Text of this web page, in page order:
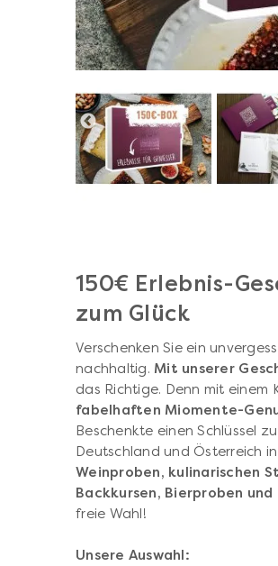
150€ Erlebnis-
zum Glück
Verschenken Sie ein
nachhaltig. Mit unserer
das Richtige. Denn mit einem
fabelhaften Miomente-
Beschenkte einen Schlüssel
Deutschland und Österreich
Weinproben, kulinarischen
Backkursen, Bierproben
freie Wahl!
Unsere Auswahl: